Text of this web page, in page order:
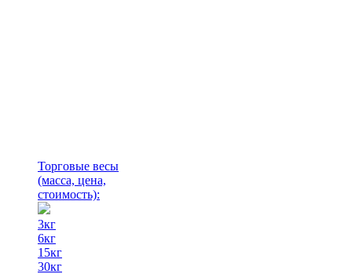
Торговые весы
(масса, цена,
стоимость):
3кг
6кг
15кг
30кг